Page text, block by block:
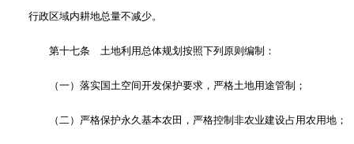
行政区域内耕地总量不减少。
第十七条 土地利用总体规划按照下列原则编制：
（一）落实国土空间开发保护要求，严格土地用途管制；
（二）严格保护永久基本农田，严格控制非农业建设占用农用地；